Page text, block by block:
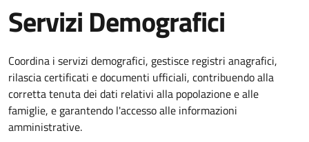
Servizi Demografici
Coordina i servizi demografici, gestisce registri anagrafici,
rilascia certificati e documenti ufficiali, contribuendo alla
corretta tenuta dei dati relativi alla popolazione e alle
famiglie, e garantendo l'accesso alle informazioni
amministrative.